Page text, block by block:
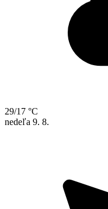
29/17 °C
nedeľa 9. 8.